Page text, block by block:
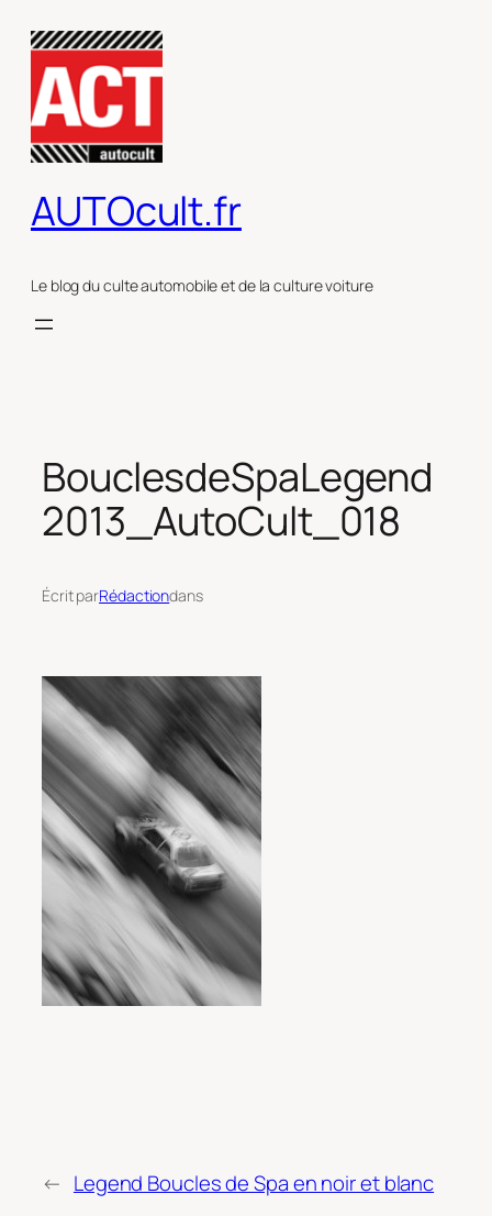
contenu
AUTOcult.fr
Le blog du culte automobile et de la culture voiture
BouclesdeSpaLegend
2013_AutoCult_018
Écrit parRédactiondans
← Legend Boucles de Spa en noir et blanc